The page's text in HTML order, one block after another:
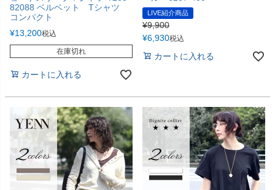
82088 ベルベット Tシャツ
コンパクト
¥13,200税込
在庫切れ
カートに入れる
LIVE紹介商品
¥9,900
¥6,930税込
カートに入れる